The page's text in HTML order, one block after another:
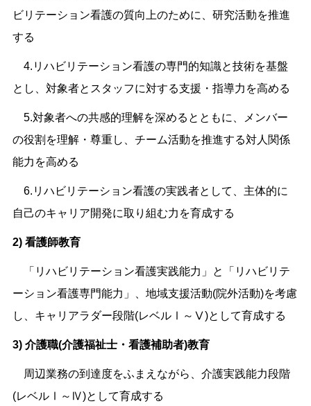
ビリテーション看護の質向上のために、研究活動を推進
する
4.リハビリテーション看護の専門的知識と技術を基盤
とし、対象者とスタッフに対する支援・指導力を高める
5.対象者への共感的理解を深めるとともに、メンバー
の役割を理解・尊重し、チーム活動を推進する対人関係
能力を高める
6.リハビリテーション看護の実践者として、主体的に
自己のキャリア開発に取り組む力を育成する
2) 看護師教育
「リハビリテーション看護実践能力」と「リハビリテ
ーション看護専門能力」、地域支援活動(院外活動)を考慮
し、キャリアラダー段階(レベルⅠ～Ⅴ)として育成する
3) 介護職(介護福祉士・看護補助者)教育
周辺業務の到達度をふまえながら、介護実践能力段階
(レベルⅠ～Ⅳ)として育成する